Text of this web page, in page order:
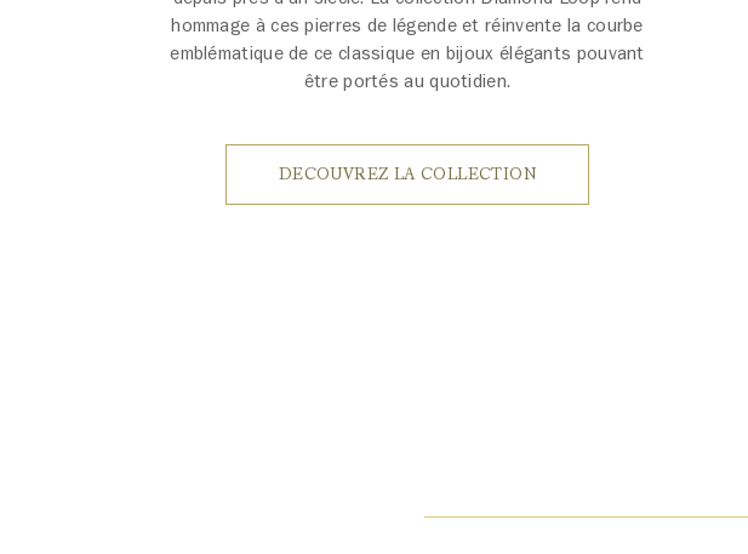
hommage à ces pierres de légende et réinvente la courbe
emblématique de ce classique en bijoux élégants pouvant
être portés au quotidien.
DECOUVREZ LA COLLECTION